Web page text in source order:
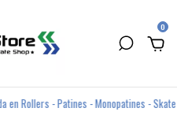
0
- Patines - Monopatines - Skate /